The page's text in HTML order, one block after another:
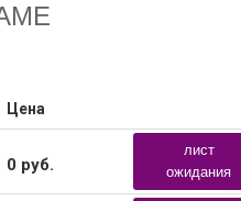
Цена
0 руб.
лист
ожидания